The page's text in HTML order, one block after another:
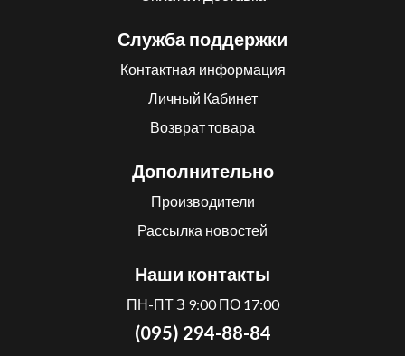
Служба поддержки
Контактная информация
Личный Кабинет
Возврат товара
Дополнительно
Производители
Рассылка новостей
Наши контакты
ПН-ПТ З 9:00 ПО 17:00
(095) 294-88-84